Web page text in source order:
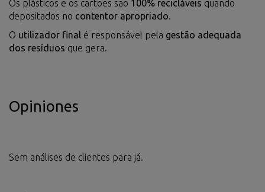
Os plásticos e os cartões são 100% recicláveis quando
depositados no contentor apropriado.
O utilizador final é responsável pela gestão adequada
dos resíduos que gera.
Opiniones
Sem análises de clientes para já.